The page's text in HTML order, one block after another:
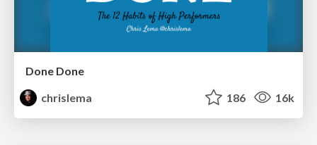
Done Done
chrislema
186 16k